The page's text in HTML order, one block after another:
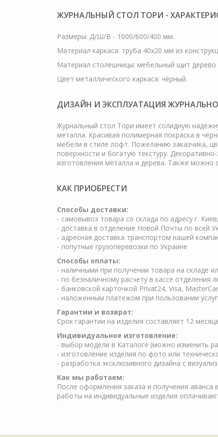
ЖУРНАЛЬНЫЙ СТОЛ ТОРИ -
Размеры: Д/Ш/В - 1000/600/400 мм.
Материал каркаса: труба 40х20 мм из
Материал столешницы: мебельный щит дерево
Цвет металлического каркаса: чёрный.
ДИЗАЙН И ЭКСПЛУАТАЦИЯ
Журнальный стол Тори имеет солидную
металла. Красивая полимерная покраска в
мебели в стиле лофт. Пожеланию заказчика,
поверхности и богатую текстуру.
изготовления металла и дерева. Также
КАК ПРИОБРЕСТИ
Cпособы доставки:
- самовывоз товара со склада по адресу г.
- доставка в отделение Новой Почты по всей
- адресная доставка транспортом нашей
- попутные грузоперевозки по Украине
Способы оплаты:
- наличными при получении товара на складе
- по безналичному расчету в кассе
- банковской карточкой Privat24, Visa,
- наложенным платежом при пользовании
Гарантии и возврат:
Срок гарантии на изделия составляет 12
Индивидуальное изготовление:
- выбор модели в Каталоге (можно изменить
- изготовление изделия по фото или
- разработка эксклюзивного дизайна с
Как мы работаем:
После оформления заказа и получения
работы на индивидуальные изделия